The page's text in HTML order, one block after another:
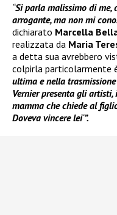
“Si parla malissimo di me,
arrogante, ma non mi
dichiarato Marcella
realizzata da Maria
a detta sua avrebbero
colpirla particolarmente
ultima e nella
Vernier presenta gli artisti,
mamma che chiede al
Doveva vincere lei‘”.